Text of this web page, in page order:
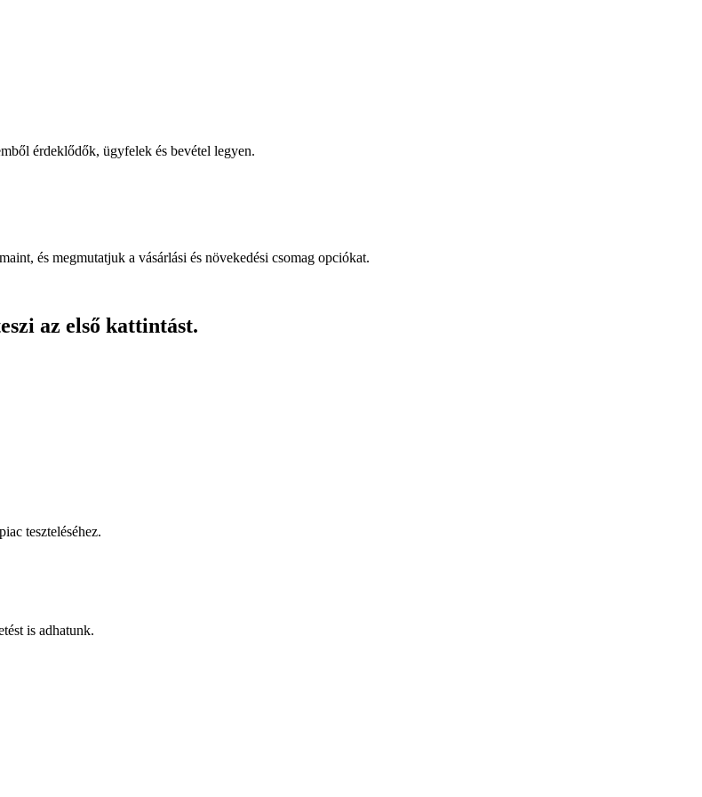
érdeklődők, ügyfelek és bevétel legyen.
és megmutatjuk a vásárlási és növekedési csomag opciókat.
az első kattintást.
teszteléséhez.
is adhatunk.